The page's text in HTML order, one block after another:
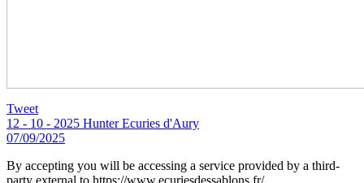
Tweet
12 - 10 - 2025 Hunter Ecuries d'Aury
07/09/2025
By accepting you will be accessing a service provided by a third-
party external to https://www.ecuriesdessablons.fr/